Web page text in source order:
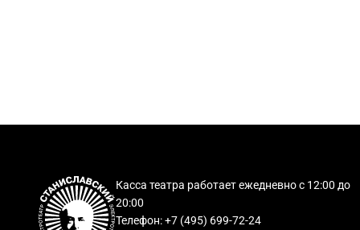
Касса театра работает ежедневно с 12:00 до
20:00
Телефон: +7 (495) 699-72-24